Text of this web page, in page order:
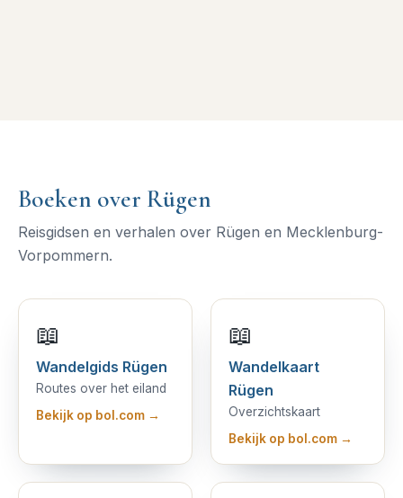
Boeken over Rügen
Reisgidsen en verhalen over Rügen en Mecklenburg-
Vorpommern.
📖
Wandelgids Rügen
Routes over het eiland
Bekijk op bol.com →
📖
Wandelkaart
Rügen
Overzichtskaart
Bekijk op bol.com →